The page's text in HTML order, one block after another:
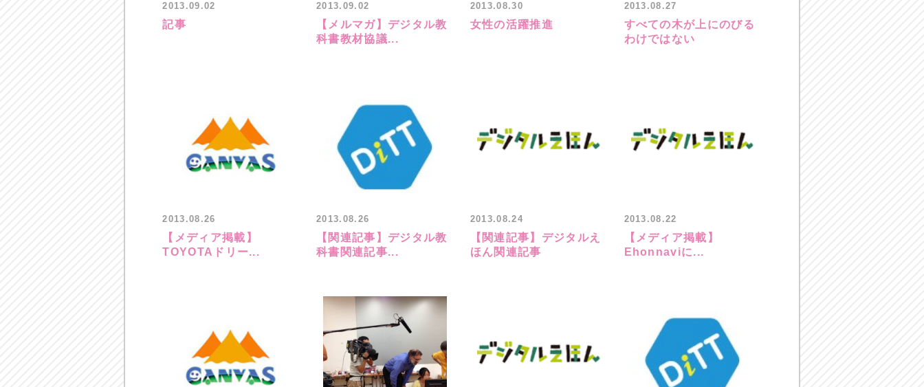
2013.09.02
記事
2013.09.02
【メルマガ】デジタル教
科書教材協議...
2013.08.30
女性の活躍推進
2013.08.27
すべての木が上にのびる
わけではない
2013.08.26
【メディア掲載】
TOYOTAドリー...
2013.08.26
【関連記事】デジタル教
科書関連記事...
2013.08.24
【関連記事】デジタルえ
ほん関連記事
2013.08.22
【メディア掲載】
Ehonnaviに...